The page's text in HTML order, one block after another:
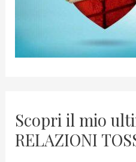
Scopri il mio
RELAZIONI